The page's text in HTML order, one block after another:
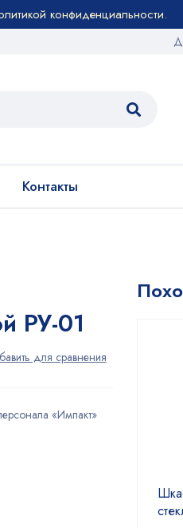
конфиденциальности.
Контакты
РУ-01
«Импакт»